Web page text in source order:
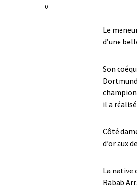
0
Le
d’une
Son
champion
il a
Côté
d’or aux
La native
Rabab